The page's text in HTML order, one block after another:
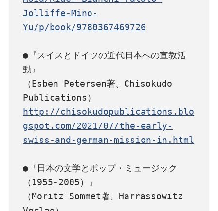
Jolliffe-Mino-
Yu/p/book/9780367469726
●『スイスとドイツの近代日本への宣教活
動』
（Esben Petersen著、Chisokudo
http://chisokudopublications.blo
gspot.com/2021/07/the-early-
swiss-and-german-mission-in.html
●『日本の文学とポップ・ミュージック
（1955-2005）』
（Moritz Sommet著、Harrassowitz